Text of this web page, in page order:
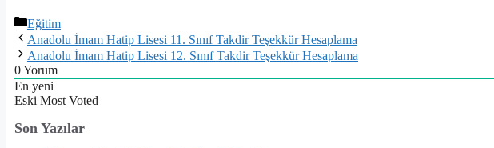
Kategoriler
Eğitim
Anadolu İmam Hatip Lisesi 11. Sınıf Takdir Teşekkür Hesaplama
Anadolu İmam Hatip Lisesi 12. Sınıf Takdir Teşekkür Hesaplama
0Yorum
En yeni
Eski Most Voted
Son Yazılar